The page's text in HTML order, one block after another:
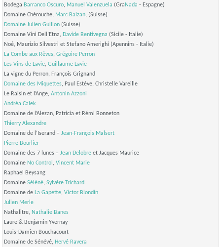
Bodega Barranco Oscuro, Manuel Valenzuela (GraNada - Espagne)
Domaine Chérouche, Marc Balzan, (Suisse)
Domaine Julien Guillon (Suisse)
Domaine Vini Dell’Etna, Davide Bentivegna (Sicile - Italie)
Noé, Maurizio Silvestri et Stefano Amerighi (Apennins - Italie)
La Combe aux Rêves, Grégoire Perron
Les Vins de Lavie, Guillaume Lavie
La vigne du Perron, François Grignand
Domaine des Miquettes, Paul Estève, Christelle Vareille
Le Raisin et l’Ange, Antonin Azzoni
Andréa Calek
Domaine de l’Alezan, Patricia et Rémi Bonneton
Thierry Alexandre
Domaine de l’Iserand – Jean-François Malsert
Pierre Bourlier
Domaine des 7 lunes – Jean Delobre et Jacques Maurice
Domaine No Control , Vincent Marie
Raphael Beysang
Domaine Séléné, Sylvère Trichard
Domaine de La Gapette, Victor Blondin
Julien Merle
Nathalitre, Nathalie Banes
Laure & Benjamin Yvernay
Louis-Damien Bouchacourt
Domaine de Sénévé, Hervé Ravera